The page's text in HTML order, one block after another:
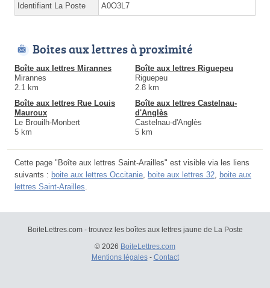
Identifiant La Poste A0O3L7
Boites aux lettres à proximité
Boîte aux lettres Mirannes
Mirannes
2.1 km
Boîte aux lettres Riguepeu
Riguepeu
2.8 km
Boîte aux lettres Rue Louis
Mauroux
Le Brouilh-Monbert
5 km
Boîte aux lettres Castelnau-
d'Anglès
Castelnau-d'Anglès
5 km
Cette page "Boîte aux lettres Saint-Arailles" est visible via les liens
suivants : boite aux lettres Occitanie boite aux lettres 32 boite aux
lettres Saint-Arailles
BoiteLettres.com - trouvez les boîtes aux lettres jaune de La Poste
© 2026 BoiteLettres.com
Mentions légales- Contact